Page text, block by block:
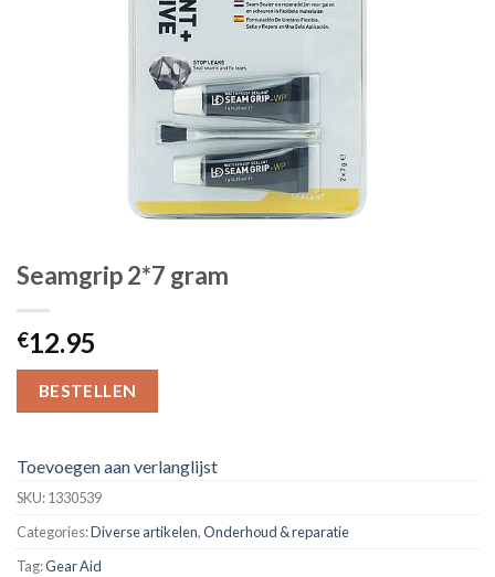
Seamgrip 2*7 gram
€12.95
BESTELLEN
Toevoegen aan verlanglijst
SKU:1330539
Categories:Diverse artikelen,Onderhoud & reparatie
Tag:Gear Aid